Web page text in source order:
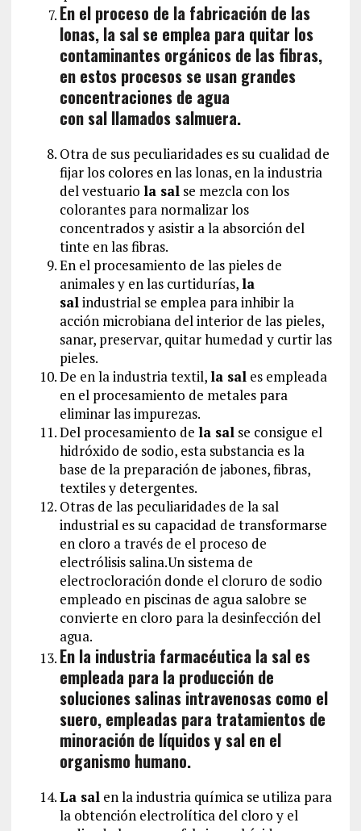
En el proceso de la fabricación de las
lonas, la sal se emplea para quitar los
contaminantes orgánicos de las fibras,
en estos procesos se usan grandes
concentraciones de agua
con sal llamados salmuera.
Otra de sus peculiaridades es su cualidad de
fijar los colores en las lonas, en la industria
del vestuario la salse mezcla con los
colorantes para normalizar los
concentrados y asistir a la absorción del
tinte en las fibras.
En el procesamiento de las pieles de
animales y en las curtidurías,la
salindustrial se emplea para inhibir la
acción microbiana del interior de las pieles,
sanar, preservar, quitar humedad y curtir las
pieles.
De en la industria textil,la sales empleada
en el procesamiento de metales para
eliminar las impurezas.
Del procesamiento de la salse consigue el
hidróxido de sodio, esta substancia es la
base de la preparación de jabones, fibras,
textiles y detergentes.
Otras de las peculiaridades de la sal
industrial es su capacidad de transformarse
en cloro a través de el proceso de
electrólisis salina.Un sistema de
electrocloración donde el cloruro de sodio
empleado en piscinas de agua salobre se
convierte en cloro para la desinfección del
agua.
En la industria farmacéutica la sal es
empleada para la producción de
soluciones salinas intravenosas como el
suero, empleadas para tratamientos de
minoración de líquidos y sal en el
organismo humano.
La salen la industria química se utiliza para
la obtención electrolítica del cloro y el